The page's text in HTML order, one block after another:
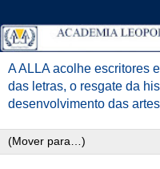
A ALLA acolhe escritores
das letras, o resgate da
desenvolvimento das